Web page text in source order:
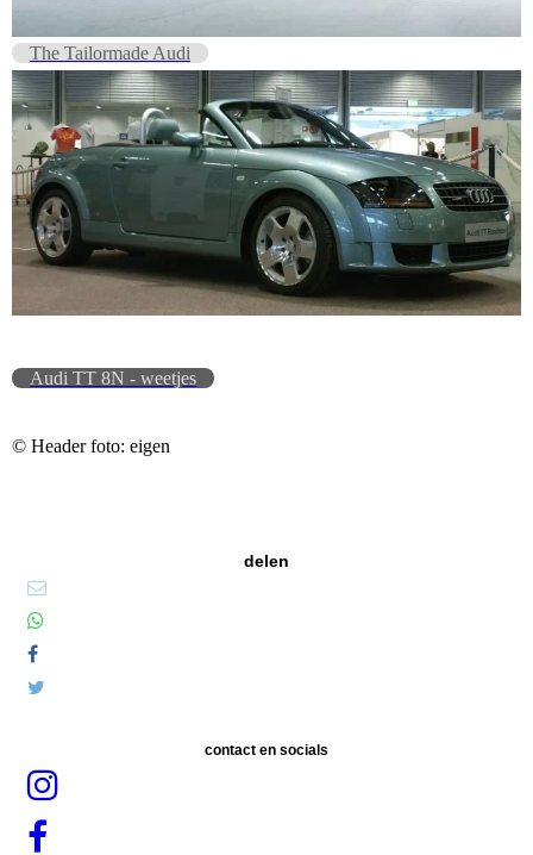
The Tailormade Audi
Audi TT 8N - weetjes
© Header foto: eigen
delen
contact en socials